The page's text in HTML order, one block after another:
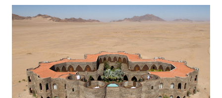
trafegarem seus produtos, serviços, passageiros, estimular
turismo e economias integradoras etc.. Em outras palavras,
uma plataforma rodoviária do governo, mesmo em
concessão, será usada pela sociedade, mesmo a custo de
pedágios. O mesmo serve para plataformas digitais. O
governo americano durante a gestão Reagan, em 1983,